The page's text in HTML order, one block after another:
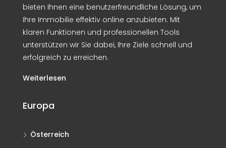
bieten Ihnen eine benutzerfreundliche Lösung, um
Ihre Immobilie effektiv online anzubieten. Mit
klaren Funktionen und professionellen Tools
unterstützen wir Sie dabei, Ihre Ziele schnell und
erfolgreich zu erreichen.
Weiterlesen
Europa
Österreich